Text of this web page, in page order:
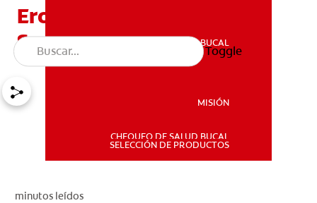
SALUD BUCAL
SALUD BUCAL
MISIÓN
CHEQUEO DE SALUD BUCAL
SELECCIÓN DE PRODUCTOS
Toggle
Erosión Dental Y Dientes
Sensibles - ¿Qué Hacer?
minutos leídos